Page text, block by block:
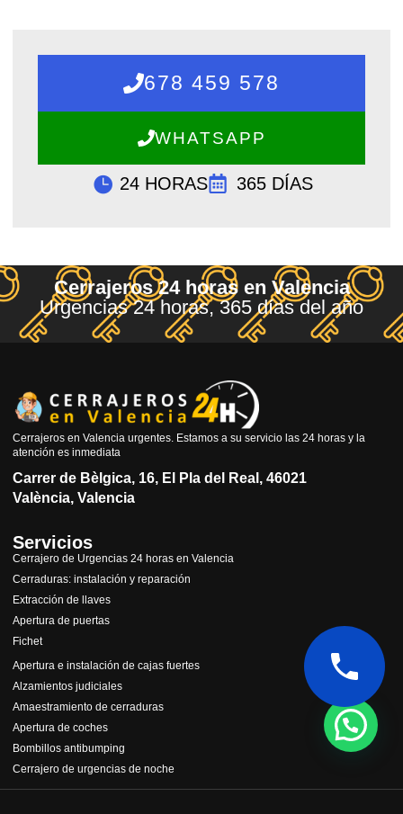
678 459 578
WHATSAPP
24 HORAS 365 DÍAS
Cerrajeros 24 horas en Valencia
Urgencias 24 horas, 365 días del año
Cerrajeros en Valencia urgentes. Estamos a su servicio las 24 horas y la
atención es inmediata
Carrer de Bèlgica, 16, El Pla del Real, 46021
València, Valencia
Servicios
Cerrajero de Urgencias 24 horas en Valencia
Cerraduras: instalación y reparación
Extracción de llaves
Apertura de puertas
Fichet
Apertura e instalación de cajas fuertes
Alzamientos judiciales
Amaestramiento de cerraduras
Apertura de coches
Bombillos antibumping
Cerrajero de urgencias de noche